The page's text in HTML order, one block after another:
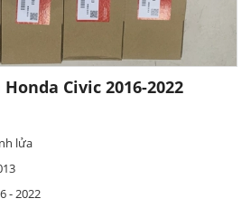
Civic 2016-2022
lửa
- 2022